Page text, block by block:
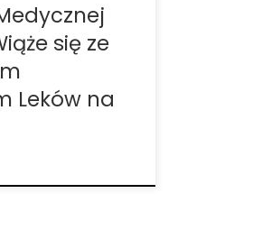
się ze
Leków na